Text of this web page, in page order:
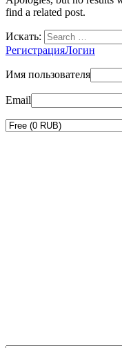
find a related post.
Искать:
РегистрацияЛогин
Имя пользователя
Email